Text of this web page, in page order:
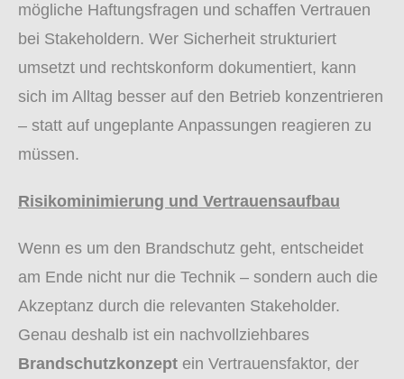
mögliche Haftungsfragen und schaffen Vertrauen
bei Stakeholdern. Wer Sicherheit strukturiert
umsetzt und rechtskonform dokumentiert, kann
sich im Alltag besser auf den Betrieb konzentrieren
– statt auf ungeplante Anpassungen reagieren zu
müssen.
Risikominimierung und Vertrauensaufbau
Wenn es um den Brandschutz geht, entscheidet
am Ende nicht nur die Technik – sondern auch die
Akzeptanz durch die relevanten Stakeholder.
Genau deshalb ist ein nachvollziehbares
Brandschutzkonzept ein Vertrauensfaktor, der